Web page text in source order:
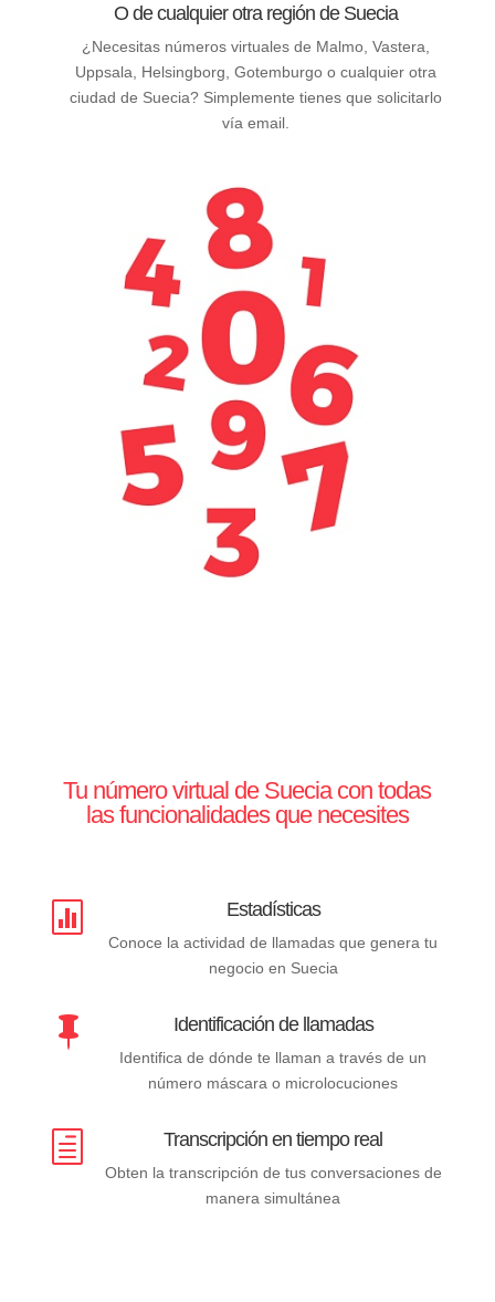
O de cualquier otra región de Suecia
¿Necesitas números virtuales de Malmo, Vastera,
Uppsala, Helsingborg, Gotemburgo o cualquier otra
ciudad de Suecia? Simplemente tienes que solicitarlo
vía email.
Tu número virtual de Suecia con todas
las funcionalidades que necesites
 Estadísticas
Conoce la actividad de llamadas que genera tu
negocio en Suecia
 Identificación de llamadas
Identifica de dónde te llaman a través de un
número máscara o microlocuciones
h Transcripción en tiempo real
Obten la transcripción de tus conversaciones de
manera simultánea